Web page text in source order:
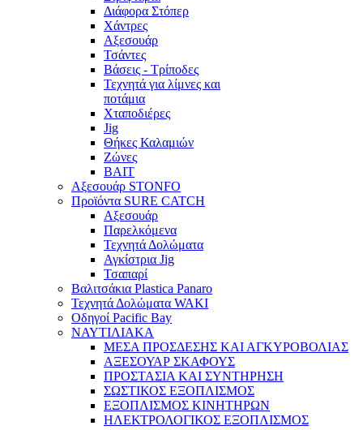
Διάφορα Στόπερ
Χάντρες
Αξεσουάρ
Τσάντες
Βάσεις - Τρίποδες
Τεχνητά για λίμνες και
ποτάμια
Χταποδιέρες
Jig
Θήκες Καλαμιών
Ζώνες
BAIT
Αξεσουάρ STONFO
Προϊόντα SURE CATCH
Αξεσουάρ
Παρελκόμενα
Τεχνητά Δολώματα
Αγκίστρια Jig
Τσαπαρί
Βαλιτσάκια Plastica Panaro
Τεχνητά Δολώματα WAKI
Οδηγοί Pacific Bay
ΝΑΥΤΙΛΙΑΚΑ
ΜΕΣΑ ΠΡΟΣΔΕΣΗΣ ΚΑΙ ΑΓΚΥΡΟΒΟΛΙΑΣ
ΑΞΕΣΟΥΑΡ ΣΚΑΦΟΥΣ
ΠΡΟΣΤΑΣΙΑ ΚΑΙ ΣΥΝΤΗΡΗΣΗ
ΣΩΣΤΙΚΟΣ ΕΞΟΠΛΙΣΜΟΣ
ΕΞΟΠΛΙΣΜΟΣ ΚΙΝΗΤΗΡΩΝ
ΗΛΕΚΤΡΟΛΟΓΙΚΟΣ ΕΞΟΠΛΙΣΜΟΣ